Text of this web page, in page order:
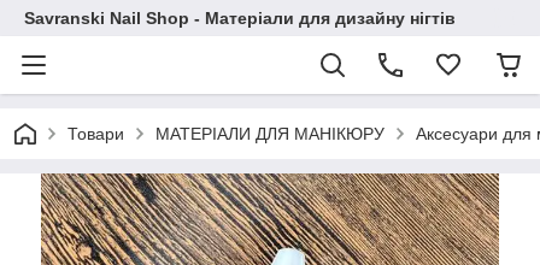
Savranski Nail Shop - Матеріали для дизайну нігтів
Товари МАТЕРІАЛИ ДЛЯ МАНІКЮРУ Аксесуари для